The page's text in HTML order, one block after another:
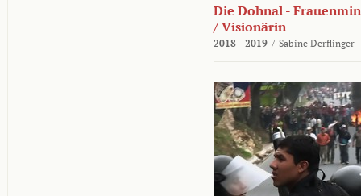
Die Dohnal -
/ Visionärin
2018 - 2019 / Sabine Derflinger